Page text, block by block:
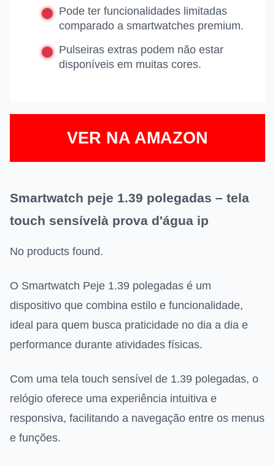
Pode ter funcionalidades limitadas
comparado a smartwatches premium.
Pulseiras extras podem não estar
disponíveis em muitas cores.
VER NA AMAZON
Smartwatch peje 1.39 polegadas – tela
touch sensívelà prova d'água ip
No products found.
O Smartwatch Peje 1.39 polegadas é um
dispositivo que combina estilo e funcionalidade,
ideal para quem busca praticidade no dia a dia e
performance durante atividades físicas.
Com uma tela touch sensível de 1.39 polegadas, o
relógio oferece uma experiência intuitiva e
responsiva, facilitando a navegação entre os menus
e funções.